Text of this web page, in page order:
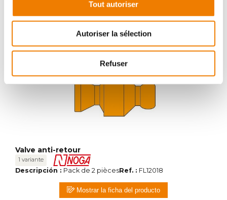
Tout autoriser
Autoriser la sélection
Refuser
Pack de 2 piècesRef. :
Mostrar la ficha del producto
Valve anti-retour
1 variante
Descripción : Pack de 2 piècesRef. : FL12018
Mostrar la ficha del producto